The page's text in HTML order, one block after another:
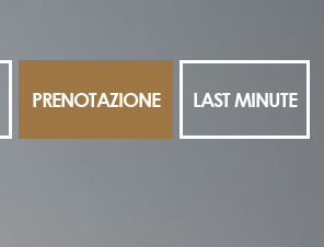
PRENOTAZIONE LAST MINUTE